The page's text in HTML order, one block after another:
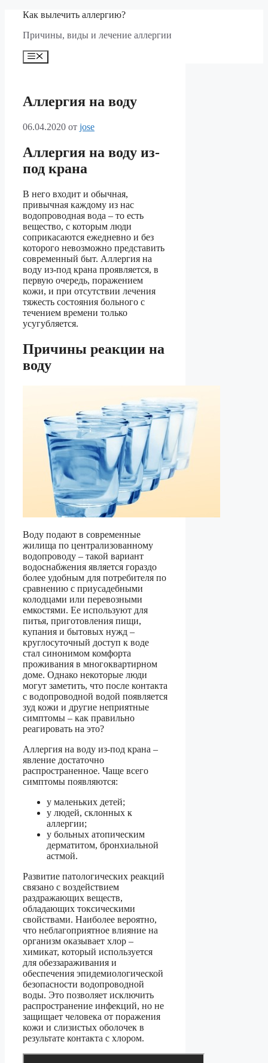
Перейти
содержимому
Как вылечить аллергию?
Причины, виды и лечение аллергии
Меню
Аллергия на воду
06.04.2020 от jose
Аллергия на воду из-
под крана
В него входит и обычная,
привычная каждому из нас
водопроводная вода – то есть
вещество, с которым люди
соприкасаются ежедневно и без
которого невозможно представить
современный быт. Аллергия на
воду из-под крана проявляется, в
первую очередь, поражением
кожи, и при отсутствии лечения
тяжесть состояния больного с
течением времени только
усугубляется.
Причины реакции на
воду
Воду подают в современные
жилища по централизованному
водопроводу – такой вариант
водоснабжения является гораздо
более удобным для потребителя по
сравнению с приусадебными
колодцами или перевозными
емкостями. Ее используют для
питья, приготовления пищи,
купания и бытовых нужд –
круглосуточный доступ к воде
стал синонимом комфорта
проживания в многоквартирном
доме. Однако некоторые люди
могут заметить, что после контакта
с водопроводной водой появляется
зуд кожи и другие неприятные
симптомы – как правильно
реагировать на это?
Аллергия на воду из-под крана –
явление достаточно
распространенное. Чаще всего
симптомы появляются:
у маленьких детей;
у людей, склонных к
аллергии;
у больных атопическим
дерматитом, бронхиальной
астмой.
Развитие патологических реакций
связано с воздействием
раздражающих веществ,
обладающих токсическими
свойствами. Наиболее вероятно,
что неблагоприятное влияние на
организм оказывает хлор –
химикат, который используется
для обеззараживания и
обеспечения эпидемиологической
безопасности водопроводной
воды. Это позволяет исключить
распространение инфекций, но не
защищает человека от поражения
кожи и слизистых оболочек в
результате контакта с хлором.